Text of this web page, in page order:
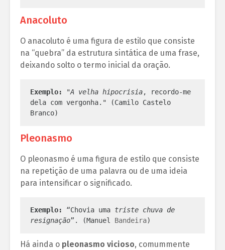
Anacoluto
O anacoluto é uma figura de estilo que consiste
na “quebra” da estrutura sintática de uma frase,
deixando solto o termo inicial da oração.
Exemplo: "A velha hipocrisia, recordo-me
dela com vergonha." (Camilo Castelo
Branco)
Pleonasmo
O pleonasmo é uma figura de estilo que consiste
na repetição de uma palavra ou de uma ideia
para intensificar o significado.
Exemplo: “Chovia uma triste chuva de
resignação”. (Manuel Bandeira)
Há ainda o pleonasmo vicioso, comummente